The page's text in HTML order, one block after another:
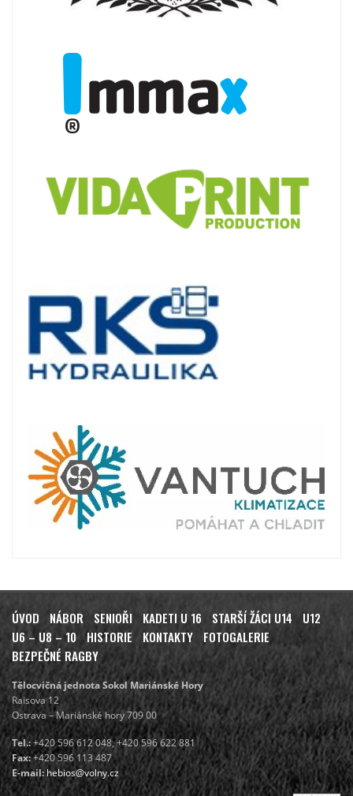
ÚVOD NÁBOR SENIOŘI KADETI U 16 STARŠÍ ŽÁCI U14
U12
U6 – U8 – 10 HISTORIE KONTAKTY
FOTOGALERIE
BEZPEČNÉ RAGBY
Tělocvičná jednota Sokol Mariánské Hory
Raisova 12
Ostrava – Mariánské hory 709 00
Tel.:+420 596 612 048, +420 596 622 881
Fax:+420 596 113 487
E-mail:hebios@volny.cz